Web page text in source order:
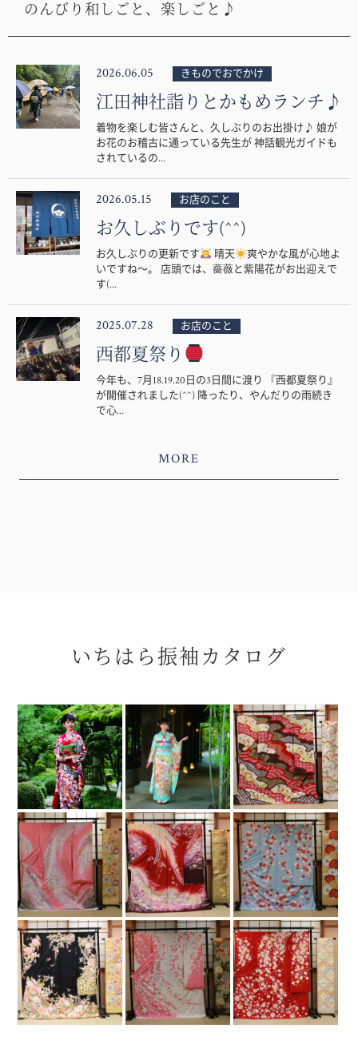
のんびり和しごと、楽しごと♪
2026.06.05 きものでおでかけ
江田神社詣りとかもめランチ♪
着物を楽しむ皆さんと、久しぶりのお出掛け♪ 娘が
お花のお稽古に通っている先生が 神話観光ガイドも
されているの...
2026.05.15 お店のこと
お久しぶりです(^^)
お久しぶりの更新です 晴天
爽やかな風が心地よ
いですね〜。 店頭では、薔薇と紫陽花がお出迎えで
す(...
2025.07.28 お店のこと
西都夏祭り
今年も、7月18.19.20日の3日間に渡り 『西都夏祭り』
が開催されました(^^) 降ったり、やんだりの雨続き
で心...
MORE
いちはら振袖カタログ